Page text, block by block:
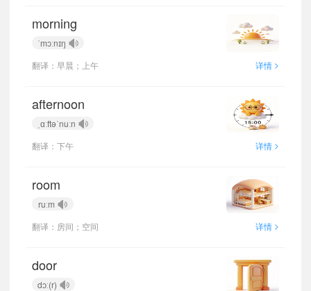
morning
ˈmɔːnɪŋ
翻译：早晨；上午
详情 >
afternoon
ˌɑːftəˈnuːn
翻译：下午
详情 >
room
ruːm
翻译：房间；空间
详情 >
door
dɔː(r)